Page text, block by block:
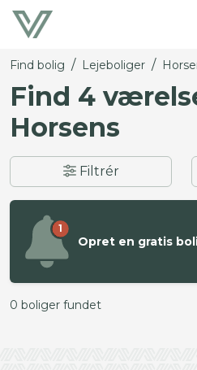
Find bolig / Lejeboliger /
Find 4
Horsens
Filtrér
1
Opret en gratis
0 boliger fundet